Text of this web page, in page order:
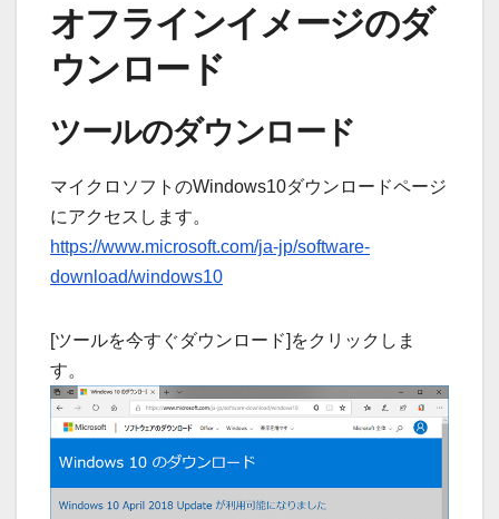
オフラインイメージのダ
ウンロード
ツールのダウンロード
マイクロソフトのWindows10ダウンロードページ
にアクセスします。
https://www.microsoft.com/ja-jp/software-
download/windows10
[ツールを今すぐダウンロード]をクリックしま
す。